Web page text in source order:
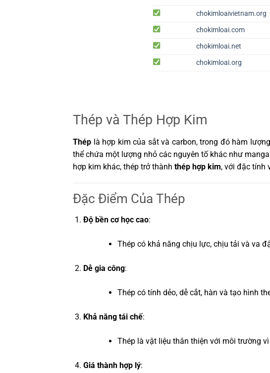
chokimloaivietnam.org
chokimloai.com
chokimloai.net
chokimloai.org
Thép và Thép Hợp Kim
Thép là hợp kim của sắt và carbon, trong đó hàm
thể chứa một lượng nhỏ các nguyên tố khác như
hợp kim khác, thép trở thành thép hợp kim, với đặc tính
Đặc Điểm Của Thép
Độ bền cơ học cao:
Thép có khả năng chịu lực, chịu tải và va
Dễ gia công:
Thép có tính dẻo, dễ cắt, hàn và tạo hình
Khả năng tái chế:
Thép là vật liệu thân thiện với môi trường
Giá thành hợp lý: